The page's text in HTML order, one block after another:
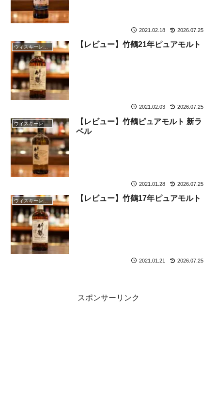
2021.02.18 2026.07.25
ウィスキーレビュー 【レビュー】竹鶴21年ピュアモルト
2021.02.03 2026.07.25
ウィスキーレビュー
【レビュー】竹鶴ピュアモルト 新ラ
ベル
2021.01.28 2026.07.25
ウィスキーレビュー 【レビュー】竹鶴17年ピュアモルト
2021.01.21 2026.07.25
スポンサーリンク